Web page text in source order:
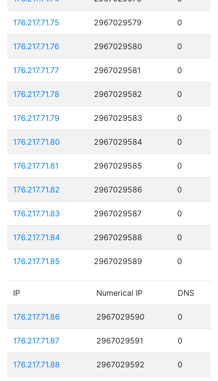
176.217.71.75 2967029579 0
176.217.71.76 2967029580 0
176.217.71.77 2967029581 0
176.217.71.78 2967029582 0
176.217.71.79 2967029583 0
176.217.71.80 2967029584 0
176.217.71.81 2967029585 0
176.217.71.82 2967029586 0
176.217.71.83 2967029587 0
176.217.71.84 2967029588 0
176.217.71.85 2967029589 0
IP Numerical IP DNS
176.217.71.86 2967029590 0
176.217.71.87 2967029591 0
176.217.71.88 2967029592 0